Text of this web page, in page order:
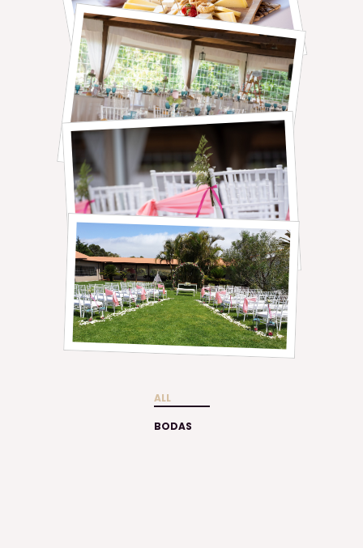
ALL
BODAS